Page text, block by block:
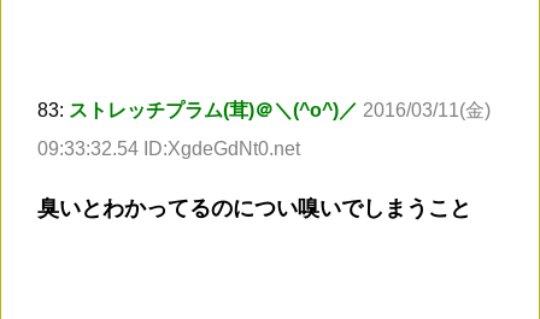
83: ストレッチプラム(茸)＠＼(^o^)／ 2016/03/11(金)
09:33:32.54 ID:XgdeGdNt0.net
臭いとわかってるのについ嗅いでしまうこと